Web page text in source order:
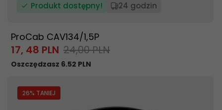
Produkt dostępny! 24 godzin
ProCab CAV134/1,5P
17, 48 PLN 24,00 PLN
Oszczędzasz 6.52 PLN
26% TANIEJ